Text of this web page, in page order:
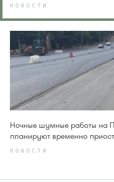
НОВОСТИ
Ночные шумные работы на
планируют временно
НОВОСТИ